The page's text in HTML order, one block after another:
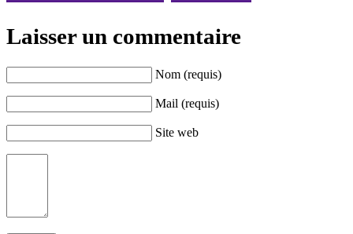
Laisser un commentaire
Nom (requis)
Mail (requis)
Site web